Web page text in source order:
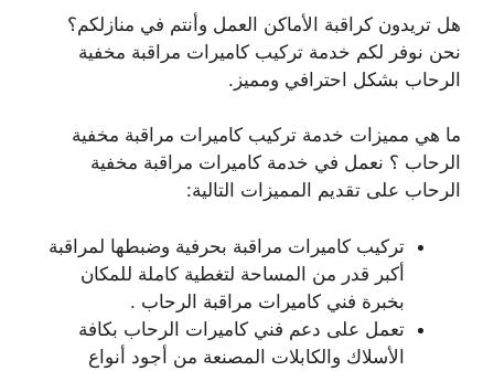
هل تريدون كراقبة الأماكن العمل وأنتم في منازلكم؟
نحن نوفر لكم خدمة تركيب كاميرات مراقبة مخفية
الرحاب بشكل احترافي ومميز.
ما هي مميزات خدمة تركيب كاميرات مراقبة مخفية
الرحاب ؟ نعمل في خدمة كاميرات مراقبة مخفية
الرحاب على تقديم المميزات التالية:
تركيب كاميرات مراقبة بحرفية وضبطها لمراقبة
أكبر قدر من المساحة لتغطية كاملة للمكان
بخبرة فني كاميرات مراقبة الرحاب .
تعمل على دعم فني كاميرات الرحاب بكافة
الأسلاك والكابلات المصنعة من أجود أنواع